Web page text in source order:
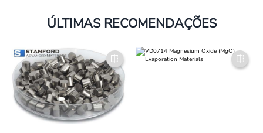
ÚLTIMAS RECOMENDAÇÕES